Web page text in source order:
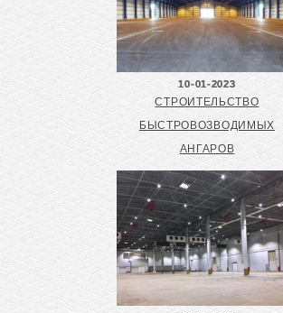
10-01-2023
СТРОИТЕЛЬСТВО
БЫСТРОВОЗВОДИМЫХ
АНГАРОВ